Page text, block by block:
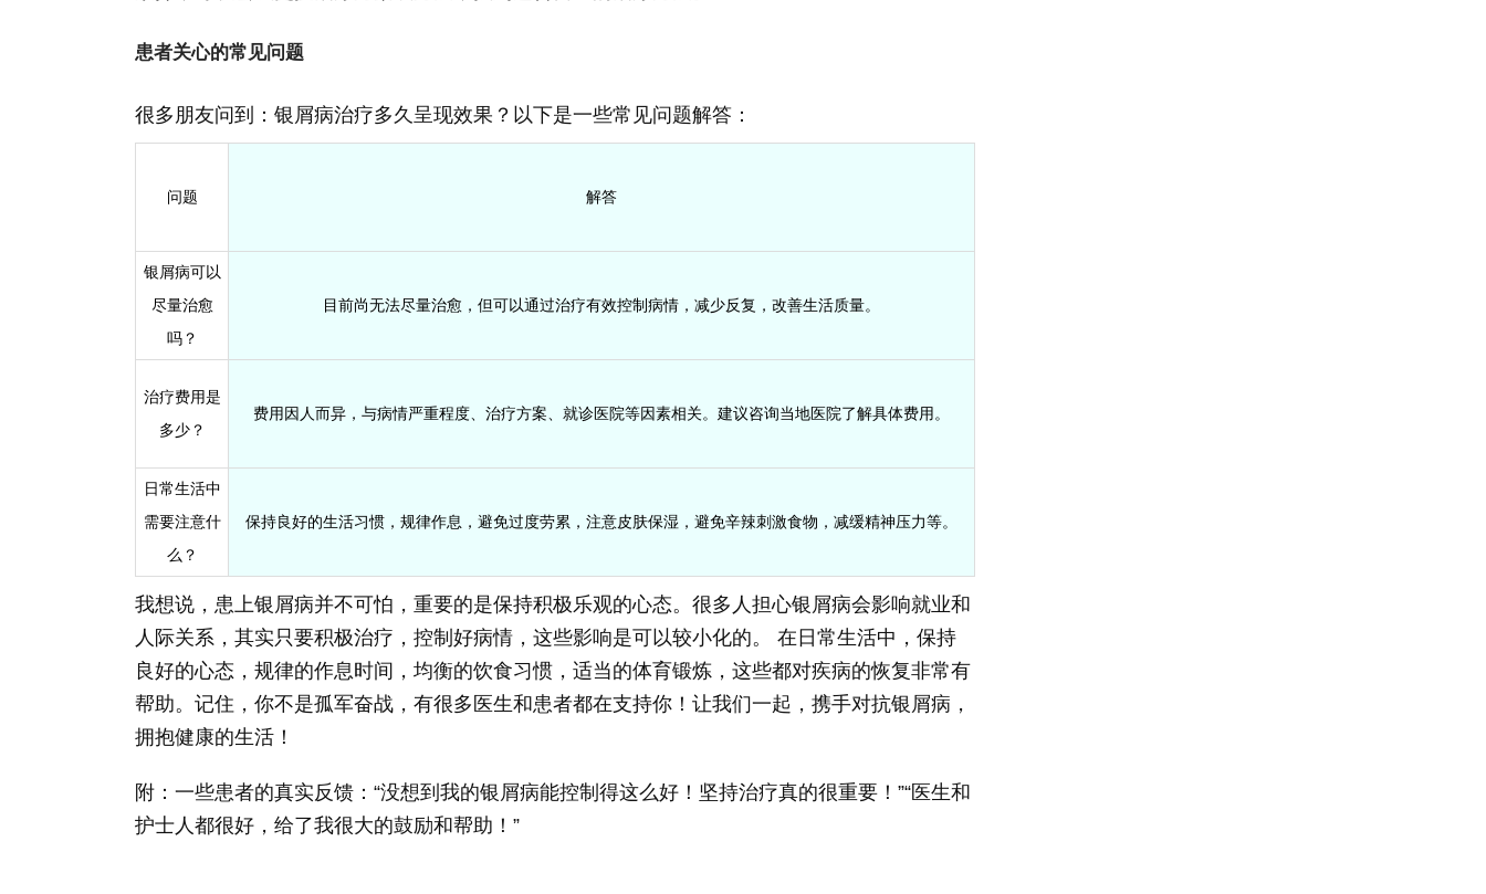
患者关心的常见问题
很多朋友问到：银屑病治疗多久呈现效果？以下是一些常见问题解答：
问题 解答
银屑病可以
尽量治愈
吗？
目前尚无法尽量治愈，但可以通过治疗有效控制病情，减少反复，改善生活质量。
治疗费用是
多少？
费用因人而异，与病情严重程度、治疗方案、就诊医院等因素相关。建议咨询当地医院了解具体费用。
日常生活中
需要注意什
么？
保持良好的生活习惯，规律作息，避免过度劳累，注意皮肤保湿，避免辛辣刺激食物，减缓精神压力等。
我想说，患上银屑病并不可怕，重要的是保持积极乐观的心态。很多人担心银屑病会影响就业和
人际关系，其实只要积极治疗，控制好病情，这些影响是可以较小化的。 在日常生活中，保持
良好的心态，规律的作息时间，均衡的饮食习惯，适当的体育锻炼，这些都对疾病的恢复非常有
帮助。记住，你不是孤军奋战，有很多医生和患者都在支持你！让我们一起，携手对抗银屑病，
拥抱健康的生活！
附：一些患者的真实反馈：“没想到我的银屑病能控制得这么好！坚持治疗真的很重要！”“医生和
护士人都很好，给了我很大的鼓励和帮助！”